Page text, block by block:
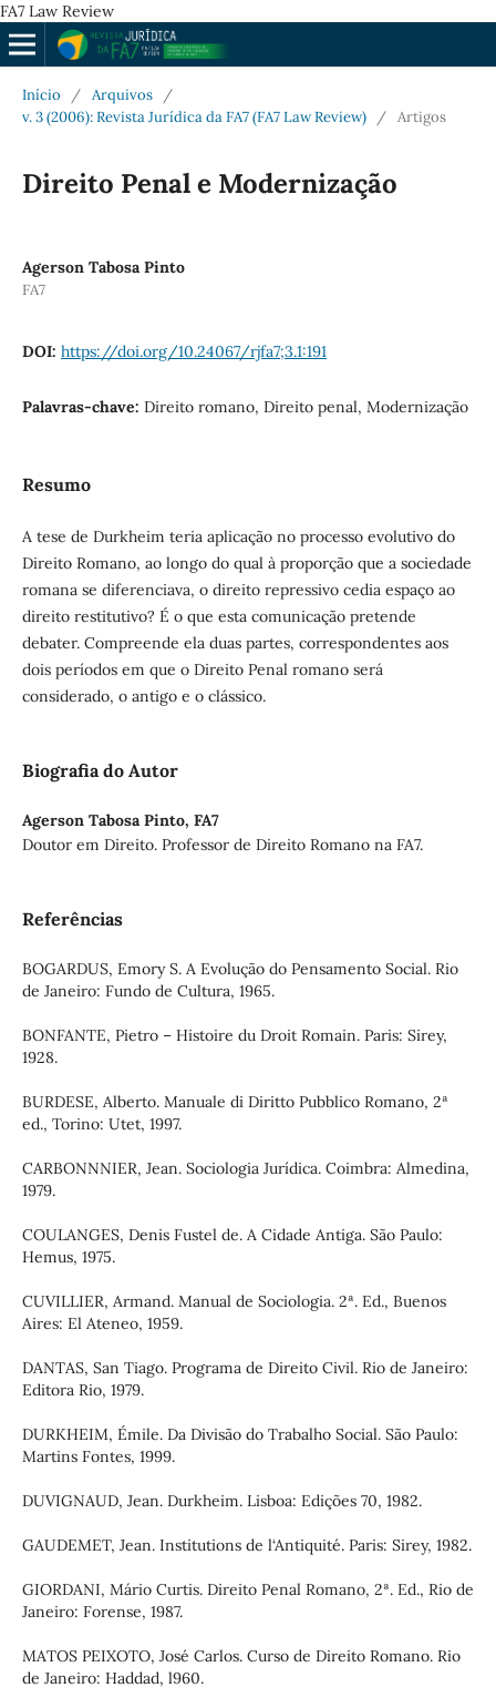
FA7 Law Review
Início / Arquivos
/
v. 3 (2006): Revista Jurídica da FA7 (FA7 Law Review)
/ Artigos
Direito Penal e Modernização
Agerson Tabosa Pinto
FA7
DOI: https://doi.org/10.24067/rjfa7;3.1:191
Palavras-chave: Direito romano, Direito penal, Modernização
Resumo
A tese de Durkheim teria aplicação no processo evolutivo do
Direito Romano, ao longo do qual à proporção que a sociedade
romana se diferenciava, o direito repressivo cedia espaço ao
direito restitutivo? É o que esta comunicação pretende
debater. Compreende ela duas partes, correspondentes aos
dois períodos em que o Direito Penal romano será
considerado, o antigo e o clássico.
Biografia do Autor
Agerson Tabosa Pinto, FA7
Doutor em Direito. Professor de Direito Romano na FA7.
Referências
BOGARDUS, Emory S. A Evolução do Pensamento Social. Rio
de Janeiro: Fundo de Cultura, 1965.
BONFANTE, Pietro – Histoire du Droit Romain. Paris: Sirey,
1928.
BURDESE, Alberto. Manuale di Diritto Pubblico Romano, 2ª
ed., Torino: Utet, 1997.
CARBONNNIER, Jean. Sociologia Jurídica. Coimbra: Almedina,
1979.
COULANGES, Denis Fustel de. A Cidade Antiga. São Paulo:
Hemus, 1975.
CUVILLIER, Armand. Manual de Sociologia. 2ª. Ed., Buenos
Aires: El Ateneo, 1959.
DANTAS, San Tiago. Programa de Direito Civil. Rio de Janeiro:
Editora Rio, 1979.
DURKHEIM, Émile. Da Divisão do Trabalho Social. São Paulo:
Martins Fontes, 1999.
DUVIGNAUD, Jean. Durkheim. Lisboa: Edições 70, 1982.
GAUDEMET, Jean. Institutions de l‘Antiquité. Paris: Sirey, 1982.
GIORDANI, Mário Curtis. Direito Penal Romano, 2ª. Ed., Rio de
Janeiro: Forense, 1987.
MATOS PEIXOTO, José Carlos. Curso de Direito Romano. Rio
de Janeiro: Haddad, l960.